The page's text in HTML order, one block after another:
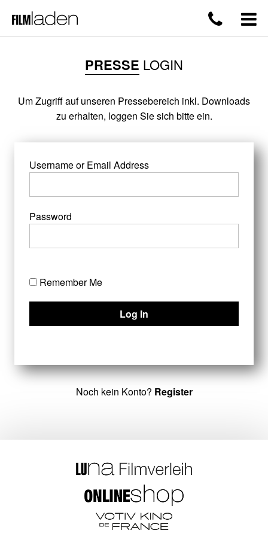
PRESSE LOGIN
Um Zugriff auf unseren Pressebereich inkl. Downloads
zu erhalten, loggen Sie sich bitte ein.
Username or Email Address
Password
Remember Me
Noch kein Konto? Register